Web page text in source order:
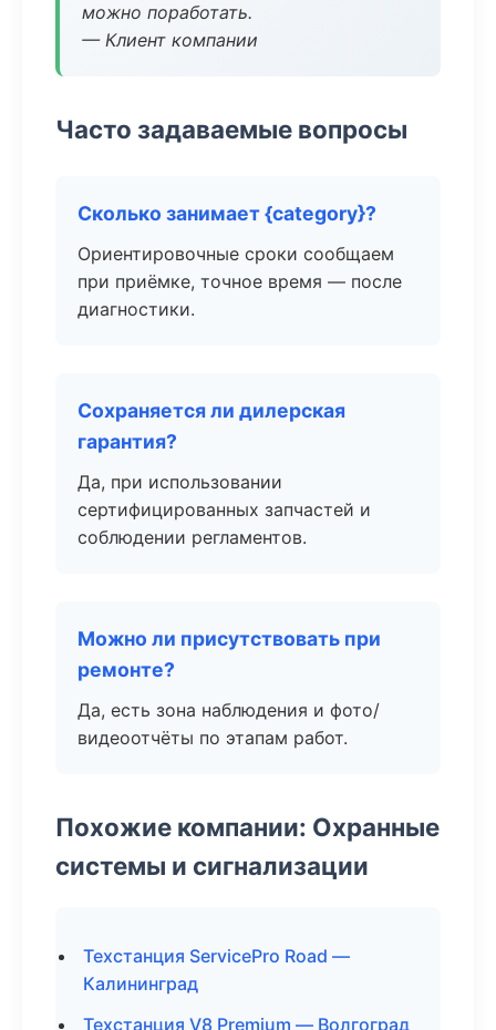
можно поработать.
— Клиент компании
Часто задаваемые вопросы
Сколько занимает {category}?
Ориентировочные сроки сообщаем
при приёмке, точное время — после
диагностики.
Сохраняется ли дилерская
гарантия?
Да, при использовании
сертифицированных запчастей и
соблюдении регламентов.
Можно ли присутствовать при
ремонте?
Да, есть зона наблюдения и фото/
видеоотчёты по этапам работ.
Похожие компании: Охранные
системы и сигнализации
Техстанция ServicePro Road —
Калининград
Техстанция V8 Premium — Волгоград